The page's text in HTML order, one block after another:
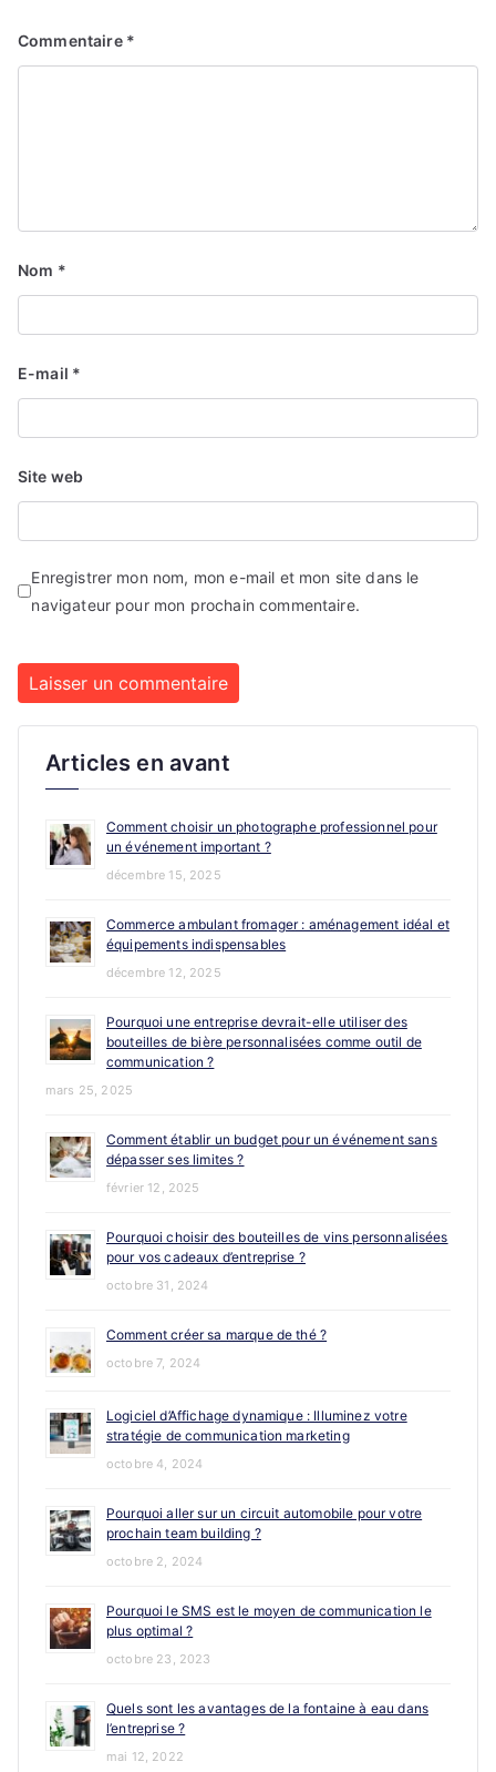
Commentaire *
Nom *
E-mail *
Site web
Enregistrer mon nom, mon e-mail et mon site dans le
navigateur pour mon prochain commentaire.
Articles en avant
Comment choisir un photographe professionnel pour
un événement important ?
décembre 15, 2025
Commerce ambulant fromager : aménagement idéal et
équipements indispensables
décembre 12, 2025
Pourquoi une entreprise devrait-elle utiliser des
bouteilles de bière personnalisées comme outil de
communication ?
mars 25, 2025
Comment établir un budget pour un événement sans
dépasser ses limites ?
février 12, 2025
Pourquoi choisir des bouteilles de vins personnalisées
pour vos cadeaux d’entreprise ?
octobre 31, 2024
Comment créer sa marque de thé ?
octobre 7, 2024
Logiciel d’Affichage dynamique : Illuminez votre
stratégie de communication marketing
octobre 4, 2024
Pourquoi aller sur un circuit automobile pour votre
prochain team building ?
octobre 2, 2024
Pourquoi le SMS est le moyen de communication le
plus optimal ?
octobre 23, 2023
Quels sont les avantages de la fontaine à eau dans
l’entreprise ?
mai 12, 2022